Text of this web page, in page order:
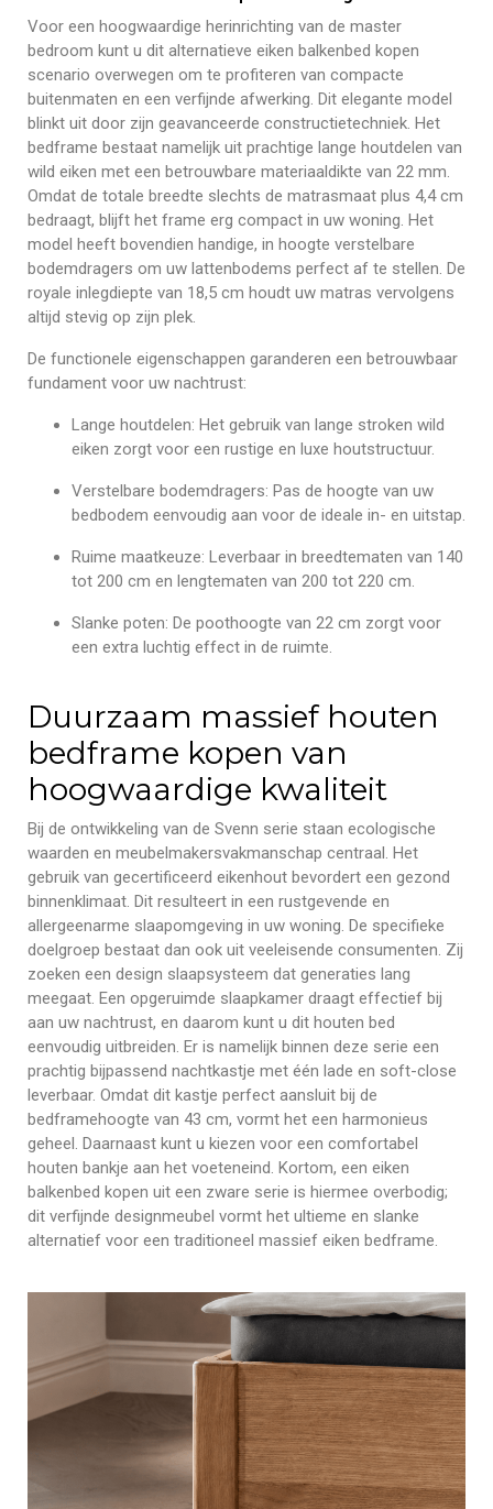
Voor een hoogwaardige herinrichting van de master
bedroom kunt u dit alternatieve eiken balkenbed kopen
scenario overwegen om te profiteren van compacte
buitenmaten en een verfijnde afwerking. Dit elegante model
blinkt uit door zijn geavanceerde constructietechniek. Het
bedframe bestaat namelijk uit prachtige lange houtdelen van
wild eiken met een betrouwbare materiaaldikte van 22 mm.
Omdat de totale breedte slechts de matrasmaat plus 4,4 cm
bedraagt, blijft het frame erg compact in uw woning. Het
model heeft bovendien handige, in hoogte verstelbare
bodemdragers om uw lattenbodems perfect af te stellen. De
royale inlegdiepte van 18,5 cm houdt uw matras vervolgens
altijd stevig op zijn plek.
De functionele eigenschappen garanderen een betrouwbaar
fundament voor uw nachtrust:
Lange houtdelen: Het gebruik van lange stroken wild
eiken zorgt voor een rustige en luxe houtstructuur.
Verstelbare bodemdragers: Pas de hoogte van uw
bedbodem eenvoudig aan voor de ideale in- en uitstap.
Ruime maatkeuze: Leverbaar in breedtematen van 140
tot 200 cm en lengtematen van 200 tot 220 cm.
Slanke poten: De poothoogte van 22 cm zorgt voor
een extra luchtig effect in de ruimte.
Duurzaam massief houten
bedframe kopen van
hoogwaardige kwaliteit
Bij de ontwikkeling van de Svenn serie staan ecologische
waarden en meubelmakersvakmanschap centraal. Het
gebruik van gecertificeerd eikenhout bevordert een gezond
binnenklimaat. Dit resulteert in een rustgevende en
allergeenarme slaapomgeving in uw woning. De specifieke
doelgroep bestaat dan ook uit veeleisende consumenten. Zij
zoeken een design slaapsysteem dat generaties lang
meegaat. Een opgeruimde slaapkamer draagt effectief bij
aan uw nachtrust, en daarom kunt u dit houten bed
eenvoudig uitbreiden. Er is namelijk binnen deze serie een
prachtig bijpassend nachtkastje met één lade en soft-close
leverbaar. Omdat dit kastje perfect aansluit bij de
bedframehoogte van 43 cm, vormt het een harmonieus
geheel. Daarnaast kunt u kiezen voor een comfortabel
houten bankje aan het voeteneind. Kortom, een eiken
balkenbed kopen uit een zware serie is hiermee overbodig;
dit verfijnde designmeubel vormt het ultieme en slanke
alternatief voor een traditioneel massief eiken bedframe.